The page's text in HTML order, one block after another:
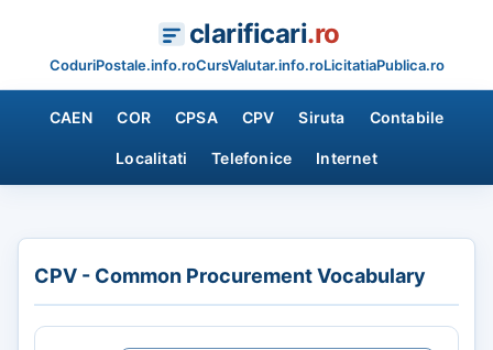
clarificari.ro
CoduriPostale.info.roCursValutar.info.roLicitatiaPublica.ro
CAEN COR CPSA CPV Siruta Contabile
Localitati Telefonice Internet
CPV - Common Procurement Vocabulary